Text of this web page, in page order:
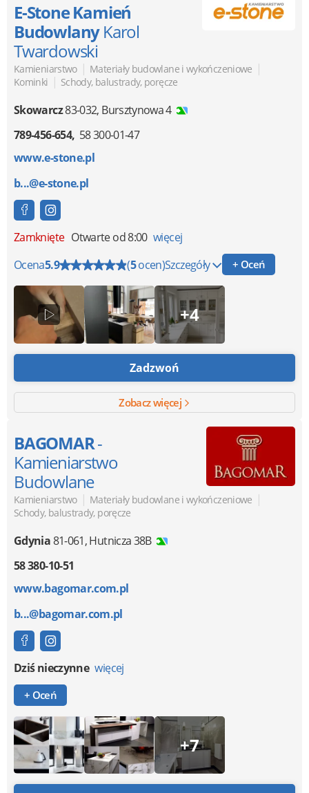
E-Stone Kamień
Budowlany Karol
Twardowski
Kamieniarstwo | Materiały budowlane i wykończeniowe |
Kominki | Schody, balustrady, poręcze
Skowarcz83-032, Bursztynowa 4
789-456-654 58 300-01-47
www.e-stone.pl
b...@e-stone.pl
Zamknięte Otwarte od 8:00 więcej
Ocena5.9 (5ocen)Szczegóły + Oceń
+4
Zadzwoń
Zobacz więcej
BAGOMAR-
Kamieniarstwo
Budowlane
Kamieniarstwo | Materiały budowlane i wykończeniowe |
Schody, balustrady, poręcze
Gdynia81-061,Hutnicza 38B
58 380-10-51
www.bagomar.com.pl
b...@bagomar.com.pl
Dziś nieczynne więcej
+ Oceń
+7